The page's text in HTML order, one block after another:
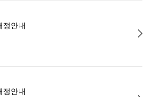
정안내
정안내